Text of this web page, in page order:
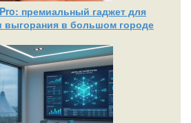
премиальный гаджет для
выгорания в большом городе